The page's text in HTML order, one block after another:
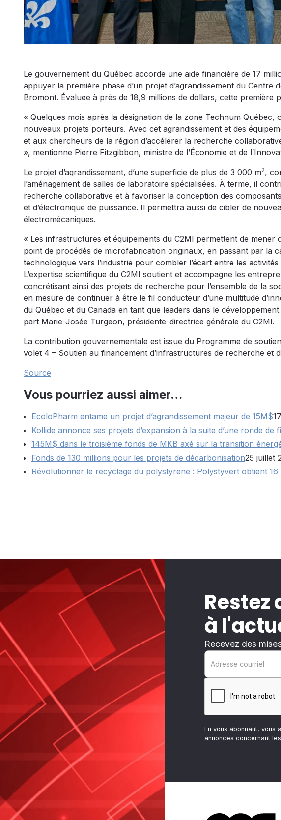
Le gouvernement du Québec accorde une aide financière de 17
appuyer la première phase d’un projet d’agrandissement du
Bromont. Évaluée à près de 18,9 millions de dollars, cette première
« Quelques mois après la désignation de la zone Technum
nouveaux projets porteurs. Avec cet agrandissement et des
et aux chercheurs de la région d’accélérer la recherche
», mentionne Pierre Fitzgibbon, ministre de l’Économie et de
Le projet d’agrandissement, d’une superficie de plus de 3 000 m2,
l’aménagement de salles de laboratoire spécialisées. À terme, il
recherche collaborative et à favoriser la conception des
et d’électronique de puissance. Il permettra aussi de cibler de
électromécaniques.
« Les infrastructures et équipements du C2MI permettent de mener
point de procédés de microfabrication originaux, en passant par la
technologique vers l’industrie pour combler l’écart entre les
L’expertise scientifique du C2MI soutient et accompagne les
concrétisant ainsi des projets de recherche pour l’ensemble de la
en mesure de continuer à être le fil conducteur d’une multitude
du Québec et du Canada en tant que leaders dans le
part Marie-Josée Turgeon, présidente-directrice générale du C2MI.
La contribution gouvernementale est issue du Programme de
volet 4 – Soutien au financement d’infrastructures de recherche et
Source
Vous pourriez aussi aimer…
EcoloPharm entame un projet d’agrandissement majeur de 15M$
Kollide annonce ses projets d’expansion à la suite d’une ronde de
145M$ dans le troisième fonds de MKB axé sur la transition
Fonds de 130 millions pour les projets de décarbonisation25 juillet
Révolutionner le recyclage du polystyrène : Polystyvert obtient 16
Restez
à
Recevez des
En vous abonnant,
annonces concernant